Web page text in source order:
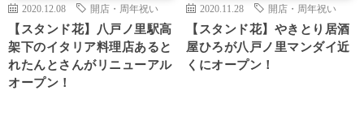
2020.12.08 開店・周年祝い
【スタンド花】八戸ノ里駅高
架下のイタリア料理店あると
れたんとさんがリニューアル
オープン！
2020.11.28 開店・周年祝い
【スタンド花】やきとり居酒
屋ひろが八戸ノ里マンダイ近
くにオープン！